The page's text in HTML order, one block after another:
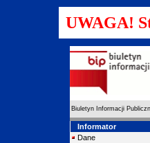
UWAGA!
Biuletyn Informacji
Informator
Dane